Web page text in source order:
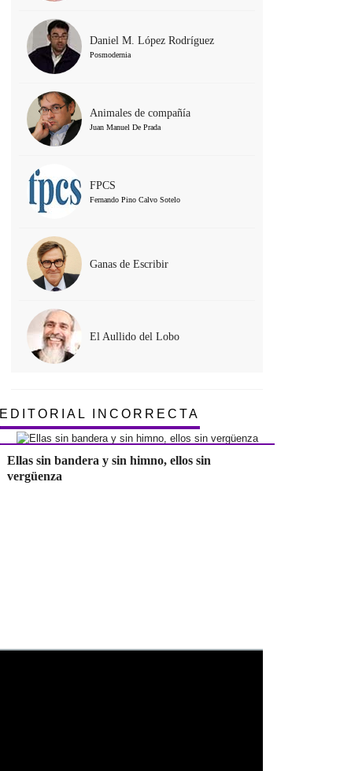
Daniel M. López Rodríguez
Posmodernia
Animales de compañía
Juan Manuel De Prada
FPCS
Fernando Pino Calvo Sotelo
Ganas de Escribir
El Aullido del Lobo
EDITORIAL INCORRECTA
Ellas sin bandera y sin himno, ellos sin
vergüenza